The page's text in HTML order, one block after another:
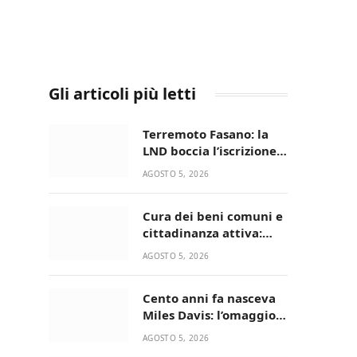
Gli articoli più letti
Terremoto Fasano: la
LND boccia l’iscrizione,
biancazzurri fuori dalla
AGOSTO 5, 2026
Cura dei beni comuni e
cittadinanza attiva:
online l’avviso per la
AGOSTO 5, 2026
Cento anni fa nasceva
Miles Davis: l’omaggio
di Bari in Jazz al
AGOSTO 5, 2026